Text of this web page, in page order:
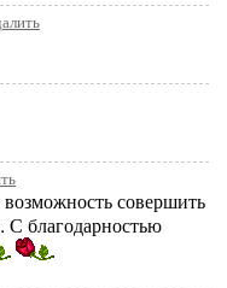
совершить
С благодарностью